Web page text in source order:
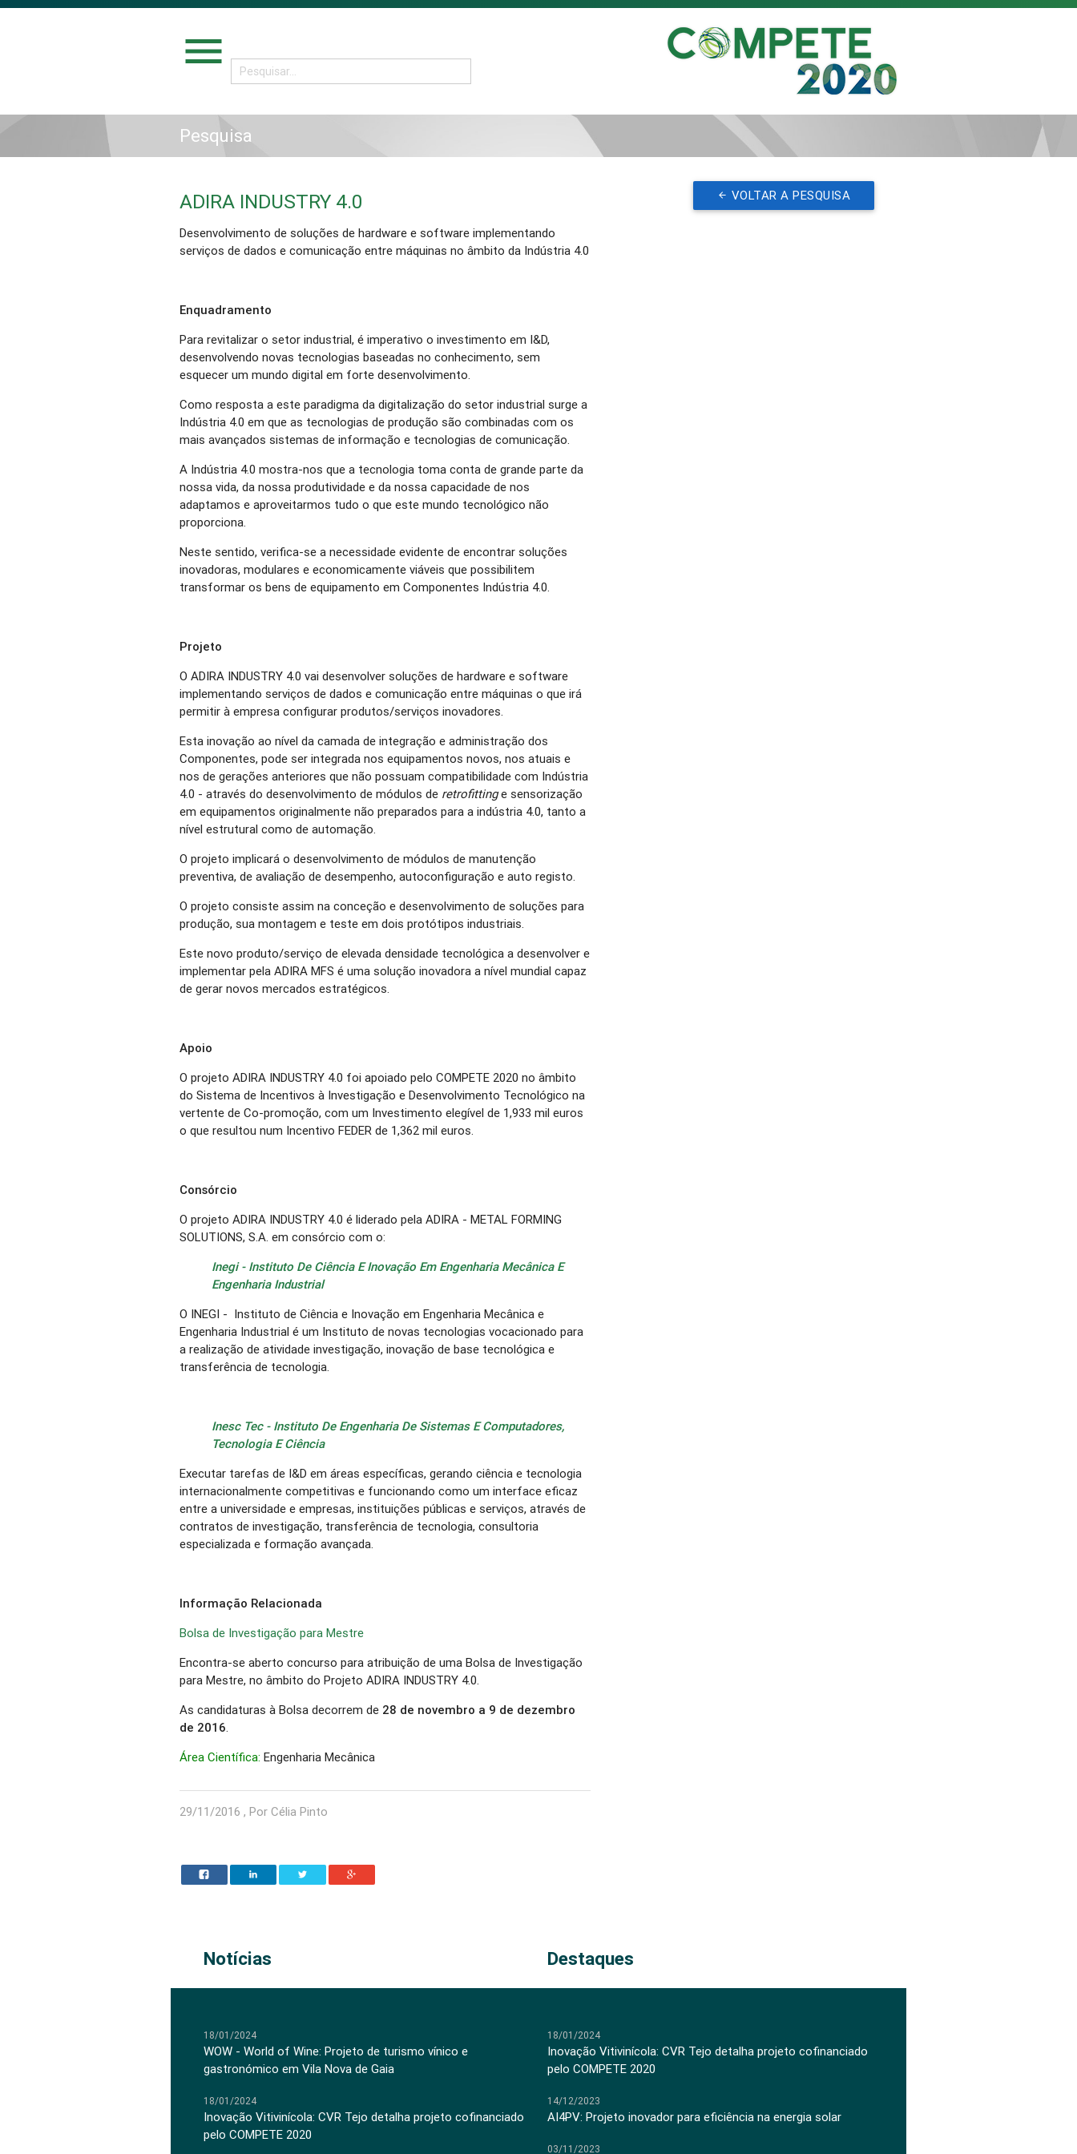
menu
Pesquisa
ADIRA INDUSTRY 4.0
Desenvolvimento de soluções de hardware e software implementando
serviços de dados e comunicação entre máquinas no âmbito da Indústria 4.0
Enquadramento
Para revitalizar o setor industrial, é imperativo o investimento em I&D,
desenvolvendo novas tecnologias baseadas no conhecimento, sem
esquecer um mundo digital em forte desenvolvimento.
Como resposta a este paradigma da digitalização do setor industrial surge a
Indústria 4.0 em que as tecnologias de produção são combinadas com os
mais avançados sistemas de informação e tecnologias de comunicação.
A Indústria 4.0 mostra-nos que a tecnologia toma conta de grande parte da
nossa vida, da nossa produtividade e da nossa capacidade de nos
adaptamos e aproveitarmos tudo o que este mundo tecnológico não
proporciona.
Neste sentido, verifica-se a necessidade evidente de encontrar soluções
inovadoras, modulares e economicamente viáveis que possibilitem
transformar os bens de equipamento em Componentes Indústria 4.0.
Projeto
O ADIRA INDUSTRY 4.0 vai desenvolver soluções de hardware e software
implementando serviços de dados e comunicação entre máquinas o que irá
permitir à empresa configurar produtos/serviços inovadores.
Esta inovação ao nível da camada de integração e administração dos
Componentes, pode ser integrada nos equipamentos novos, nos atuais e
nos de gerações anteriores que não possuam compatibilidade com Indústria
4.0 - através do desenvolvimento de módulos de retrofittinge sensorização
em equipamentos originalmente não preparados para a indústria 4.0, tanto a
nível estrutural como de automação.
O projeto implicará o desenvolvimento de módulos de manutenção
preventiva, de avaliação de desempenho, autoconfiguração e auto registo.
O projeto consiste assim na conceção e desenvolvimento de soluções para
produção, sua montagem e teste em dois protótipos industriais.
Este novo produto/serviço de elevada densidade tecnológica a desenvolver e
implementar pela ADIRA MFS é uma solução inovadora a nível mundial capaz
de gerar novos mercados estratégicos.
Apoio
O projeto ADIRA INDUSTRY 4.0 foi apoiado pelo COMPETE 2020 no âmbito
do Sistema de Incentivos à Investigação e Desenvolvimento Tecnológico na
vertente de Co-promoção, com um Investimento elegível de 1,933 mil euros
o que resultou num Incentivo FEDER de 1,362 mil euros.
Consórcio
O projeto ADIRA INDUSTRY 4.0 é liderado pela ADIRA - METAL FORMING
SOLUTIONS, S.A. em consórcio com o:
Inegi - Instituto De Ciência E Inovação Em Engenharia Mecânica E
Engenharia Industrial
O INEGI - Instituto de Ciência e Inovação em Engenharia Mecânica e
Engenharia Industrial é um Instituto de novas tecnologias vocacionado para
a realização de atividade investigação, inovação de base tecnológica e
transferência de tecnologia.
Inesc Tec - Instituto De Engenharia De Sistemas E Computadores,
Tecnologia E Ciência
Executar tarefas de I&D em áreas específicas, gerando ciência e tecnologia
internacionalmente competitivas e funcionando como um interface eficaz
entre a universidade e empresas, instituições públicas e serviços, através de
contratos de investigação, transferência de tecnologia, consultoria
especializada e formação avançada.
Informação Relacionada
Bolsa de Investigação para Mestre
Encontra-se aberto concurso para atribuição de uma Bolsa de Investigação
para Mestre, no âmbito do Projeto ADIRA INDUSTRY 4.0.
As candidaturas à Bolsa decorrem de 28 de novembro a 9 de dezembro
de 2016.
Área Científica: Engenharia Mecânica
29/11/2016 , Por Célia Pinto
VOLTAR A PESQUISA
Notícias Destaques
18/01/2024
WOW - World of Wine: Projeto de turismo vínico e
gastronómico em Vila Nova de Gaia
18/01/2024
Inovação Vitivinícola: CVR Tejo detalha projeto cofinanciado
pelo COMPETE 2020
18/01/2024
Inovação Vitivinícola: CVR Tejo detalha projeto cofinanciado
pelo COMPETE 2020
14/12/2023
AI4PV: Projeto inovador para eficiência na energia solar
03/11/2023